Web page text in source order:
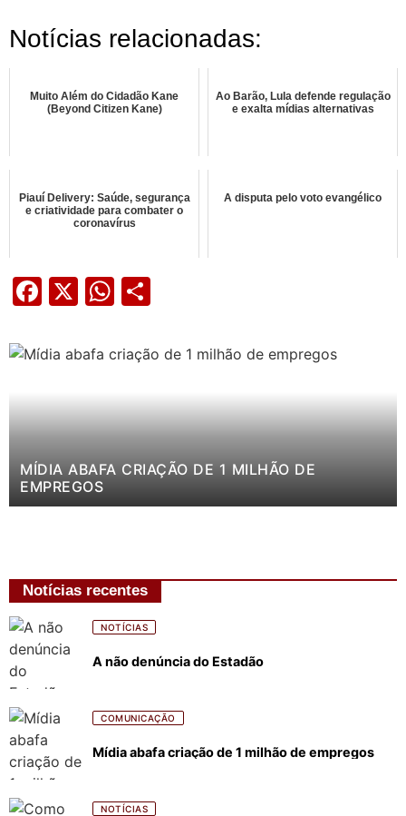
Notícias relacionadas:
Muito Além do Cidadão Kane
(Beyond Citizen Kane)
Ao Barão, Lula defende regulação
e exalta mídias alternativas
Piauí Delivery: Saúde, segurança
e criatividade para combater o
coronavírus
A disputa pelo voto evangélico
Facebook
X WhatsApp
MÍDIA ABAFA CRIAÇÃO DE 1 MILHÃO DE
EMPREGOS
Notícias recentes
NOTÍCIAS
A não denúncia do Estadão
COMUNICAÇÃO
Mídia abafa criação de 1 milhão de empregos
NOTÍCIAS